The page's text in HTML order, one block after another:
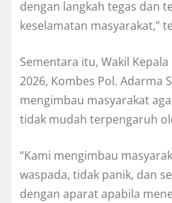
dengan langkah tegas dan
keselamatan masyarakat,”
Sementara itu, Wakil
2026, Kombes Pol. Adarma
mengimbau masyarakat
tidak mudah terpengaruh
“Kami mengimbau
waspada, tidak panik, dan
dengan aparat apabila